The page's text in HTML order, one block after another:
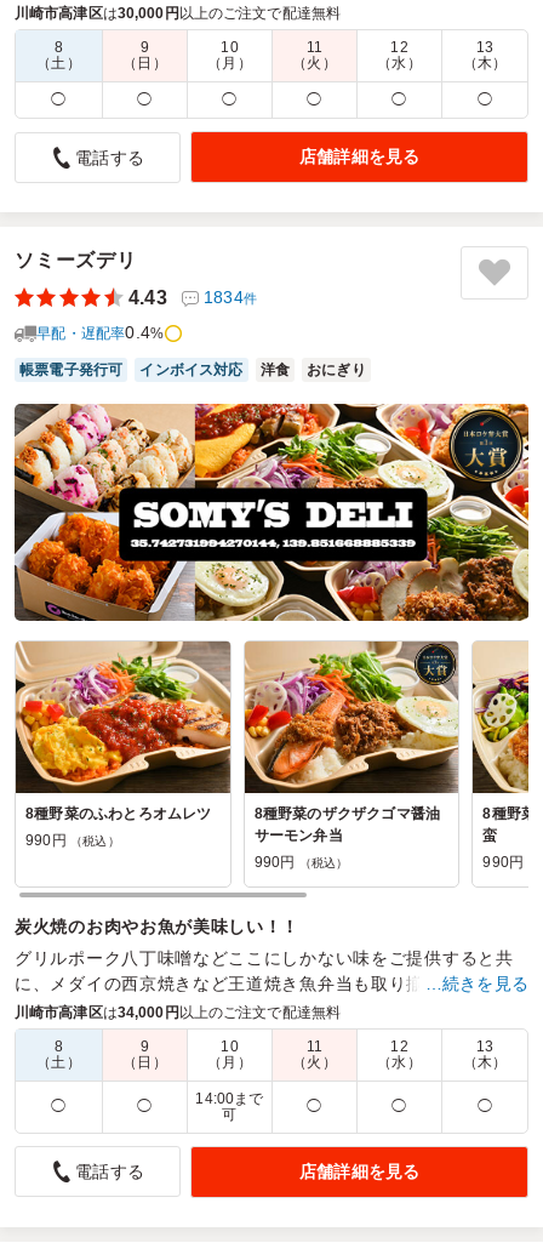
ねた秘伝のレシピ。最強の料理長が鍋を揮います。
商品数： 締切日時： 1日前23:45 価格帯：
540円～2,160円
配達時間：
8:00～19:30
中華料理は人気
4.5
一番人気は「エビのチリソース」。大満足でした。
おつまみプレートについては、冷菜・炒め物・揚げ物とバラ
ンスよく盛り合わせになっています。
どれも美味しくいただきました。
ご利用シーン：懇親会›懇親会
参加者の年齢：－男女比：男性多め
東京都渋谷区千駄ヶ谷
2026/07/29
中華の匠の口コミをもっと見る
川崎市高津区は30,000円 以上のご注文で配達無料
8
（土）
9
（日）
10
（月）
11
（火）
12
（水）
13
（木）
◯ ◯ ◯ ◯ ◯ ◯
電話する 店舗詳細を見る
ソミーズデリ
4.43
1834件
早配・遅配率0.4%
帳票電子発行可 インボイス対応 洋食 おにぎり
8種野菜のふわとろオムレツ
990円
（税込）
8種野菜のザクザクゴマ醤油
サーモン弁当
990円
（税込）
8種野菜
蛮
990円
炭火焼のお肉やお魚が美味しい！！
グリルポーク八丁味噌などここにしかない味をご提供すると共
に、メダイの西京焼きなど王道焼き魚弁当も取り揃えておりま
す。多様なニーズにお応えする当店の弁当を是非ご覧下さい。
商品数： 締切日時： 1日前19:00 価格帯：
598円～1,200円
配達時間：
7:00～20:00
朝昼兼用に最適なボリュームとメニュー
4.0 株式会社東宝映像美術
も言い難い時間帯での撮影だったので、どちらでもいけるバ
…続きを見る
川崎市高津区は34,000円以上のご注文で配達無料
8
（土）
9
（日）
10
（月）
11
（火）
12
（水）
13
（木）
◯ ◯
14:00まで
可
◯ ◯ ◯
電話する 店舗詳細を見る